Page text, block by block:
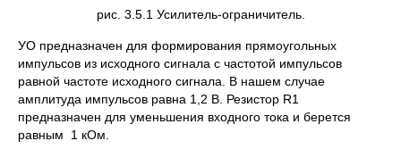
рис. 3.5.1 Усилитель-ограничитель.
УО предназначен для формирования прямоугольных
импульсов из исходного сигнала с частотой импульсов
равной частоте исходного сигнала. В нашем случае
амплитуда импульсов равна 1,2 В. Резистор R1
предназначен для уменьшения входного тока и берется
равным 1 кОм.